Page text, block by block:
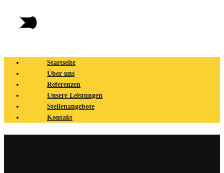
Startseite
Über uns
Referenzen
Unsere Leistungen
Stellenangebote
Kontakt